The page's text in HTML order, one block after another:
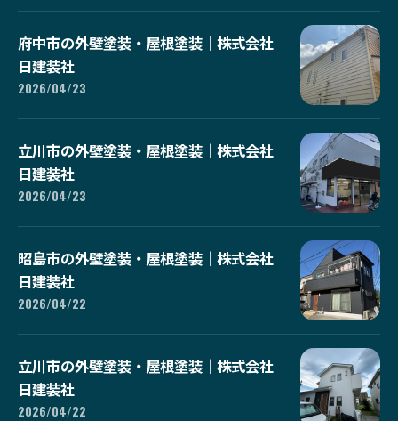
府中市の外壁塗装・屋根塗装｜株式会社
日建装社
2026/04/23
立川市の外壁塗装・屋根塗装｜株式会社
日建装社
2026/04/23
昭島市の外壁塗装・屋根塗装｜株式会社
日建装社
2026/04/22
立川市の外壁塗装・屋根塗装｜株式会社
日建装社
2026/04/22